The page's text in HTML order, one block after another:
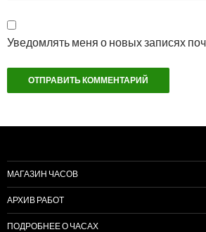
Уведомлять меня о новых записях
МАГАЗИН ЧАСОВ
АРХИВ РАБОТ
ПОДРОБНЕЕ О ЧАСАХ